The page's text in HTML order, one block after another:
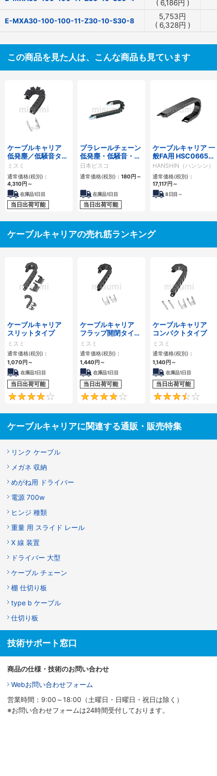
( 6,186円 )
E-MXA30-100-100-11-Z30-10-S30-8 5,753円
( 6,328円 )
この商品を見た人は、こんな商品も見ています
ケーブルキャリア
低発塵／低騒音タイ
プ
ミスミ
通常価格(税別)：
4,310 円 ～
在庫品1日目
当日出荷可能
プラレールチェーン
低発塵・低騒音・フ
ラップ開閉・ヒンジ
連結タイプ SCシリ
ーズ
日本ピスコ
通常価格(税別)： 180 円 ～
在庫品1日目
当日出荷可能
ケーブルキャリア 一
般FA用 HSC0665シ
リーズ
HANSHIN（ハンシン）
通常価格(税別)：
17,117 円 ～
8日目～
ケーブルキャリアの売れ筋ランキング
ケーブルキャリア
スリットタイプ
ミスミ
通常価格(税別)：
1,070 円 ～
在庫品1日目
当日出荷可能
4.1
ケーブルキャリア
フラップ開閉タイ
プ 本体＋取付金具
ミスミ
通常価格(税別)：
1,440 円 ～
在庫品1日目
当日出荷可能
4.2
ケーブルキャリア
コンパクトタイプ
ミスミ
通常価格(税別)：
1,140 円 ～
在庫品1日目
当日出荷可能
ケーブルキャリアに関連する通販・販売特集
リンク ケーブル
メガネ 収納
めがね用 ドライバー
電源 700w
ヒンジ 種類
重量 用 スライド レール
X 線 装置
ドライバー 大型
ケーブル チェーン
棚 仕切り板
type b ケーブル
仕切り板
技術サポート窓口
商品の仕様・技術のお問い合わせ
Webお問い合わせフォーム
営業時間：9:00～18:00（土曜日・日曜日・祝日は除く）
※お問い合わせフォームは24時間受付しております。